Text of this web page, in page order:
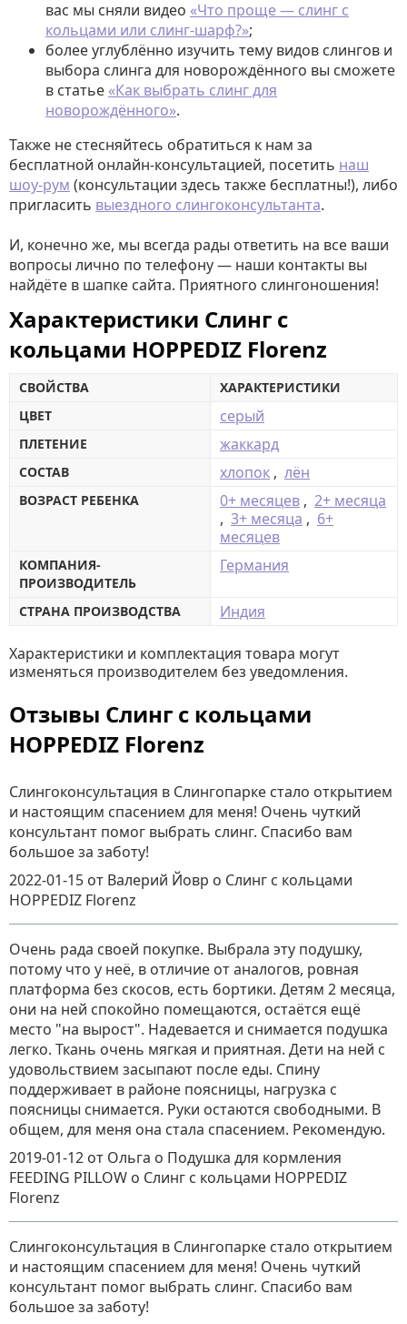
вас мы сняли видео «Что проще — слинг с
кольцами или слинг-шарф?»;
более углублённо изучить тему видов слингов и
выбора слинга для новорождённого вы сможете
в статье «Как выбрать слинг для
новорождённого».
Также не стесняйтесь обратиться к нам за
бесплатной онлайн-консультацией, посетить наш
шоу-рум (консультации здесь также бесплатны!), либо
пригласить выездного слингоконсультанта.
И, конечно же, мы всегда рады ответить на все ваши
вопросы лично по телефону — наши контакты вы
найдёте в шапке сайта. Приятного слингоношения!
Характеристики Слинг с
кольцами HOPPEDIZ Florenz
СВОЙСТВА
ХАРАКТЕРИСТИКИ
ЦВЕТ
серый
ПЛЕТЕНИЕ жаккард
СОСТАВ хлопок , лён
ВОЗРАСТ РЕБЕНКА 0+ месяцев , 2+ месяца
, 3+ месяца , 6+
месяцев
КОМПАНИЯ-
ПРОИЗВОДИТЕЛЬ
Германия
СТРАНА ПРОИЗВОДСТВА Индия
Характеристики и комплектация товара могут
изменяться производителем без уведомления.
Отзывы Слинг с кольцами
HOPPEDIZ Florenz
Слингоконсультация в Слингопарке стало открытием
и настоящим спасением для меня! Очень чуткий
консультант помог выбрать слинг. Спасибо вам
большое за заботу!
2022-01-15 от Валерий Йовр о Слинг с кольцами
HOPPEDIZ Florenz
Очень рада своей покупке. Выбрала эту подушку,
потому что у неё, в отличие от аналогов, ровная
платформа без скосов, есть бортики. Детям 2 месяца,
они на ней спокойно помещаются, остаётся ещё
место "на вырост". Надевается и снимается подушка
легко. Ткань очень мягкая и приятная. Дети на ней с
удовольствием засыпают после еды. Спину
поддерживает в районе поясницы, нагрузка с
поясницы снимается. Руки остаются свободными. В
общем, для меня она стала спасением. Рекомендую.
2019-01-12 от Ольга о Подушка для кормления
FEEDING PILLOW о Слинг с кольцами HOPPEDIZ
Florenz
Слингоконсультация в Слингопарке стало открытием
и настоящим спасением для меня! Очень чуткий
консультант помог выбрать слинг. Спасибо вам
большое за заботу!